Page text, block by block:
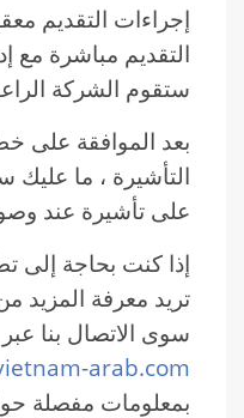
إجراءات التقديم
التقديم مباشرة مع
ستقوم الشركة
بعد الموافقة على
التأشيرة ، ما
على تأشيرة عند
إذا كنت بحاجة إلى
تريد معرفة المزيد
سوى الاتصال بنا عبر
arab.com
بمعلومات مفصلة